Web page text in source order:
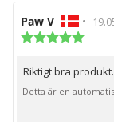
Paw V •
5
Riktigt bra
Detta är en